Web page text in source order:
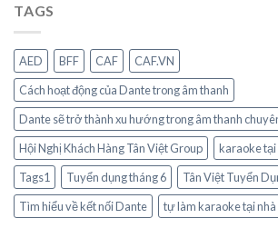
TAGS
AED BFF CAF
CAF.VN
Cách hoạt động của Dante trong âm thanh
Dante sẽ trở thành xu hướng trong âm thanh
Hội Nghị Khách Hàng Tân Việt Group
karaoke tại
Tags1
Tuyển dụng tháng 6
Tân Việt Tuyển
Tìm hiểu về kết nối Dante
tự làm karaoke tại nhà